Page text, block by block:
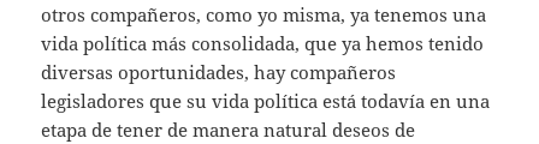
otros compañeros, como yo misma, ya tenemos una
vida política más consolidada, que ya hemos tenido
diversas oportunidades, hay compañeros
legisladores que su vida política está todavía en una
etapa de tener de manera natural deseos de